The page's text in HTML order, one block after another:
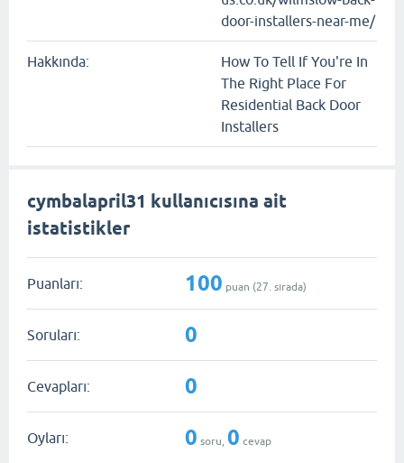
door-installers-near-me/
Hakkında:
How To Tell If You're In
The Right Place For
Residential Back Door
Installers
cymbalapril31 kullanıcısına ait
istatistikler
Puanları: 100 puan (27 . sırada)
Soruları: 0
Cevapları: 0
Oyları: 0 soru, 0 cevap